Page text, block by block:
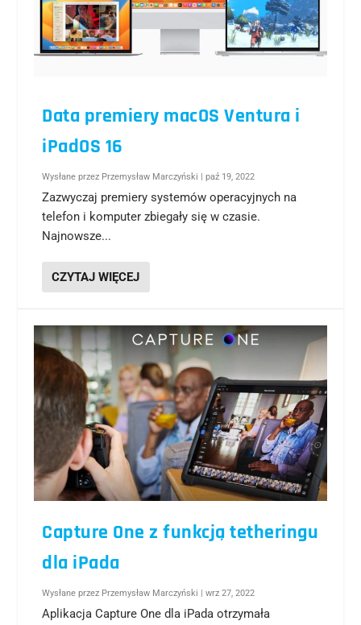
Data premiery macOS Ventura i
iPadOS 16
Wysłane przez Przemysław Marczyński |paź 19, 2022
Zazwyczaj premiery systemów operacyjnych na
telefon i komputer zbiegały się w czasie.
Najnowsze...
CZYTAJ WIĘCEJ
Capture One z funkcją tetheringu
dla iPada
Wysłane przez Przemysław Marczyński |wrz 27, 2022
Aplikacja Capture One dla iPada otrzymała